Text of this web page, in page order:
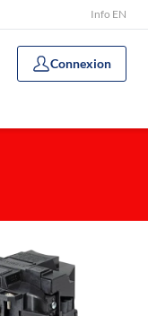
Info EN
Connexion